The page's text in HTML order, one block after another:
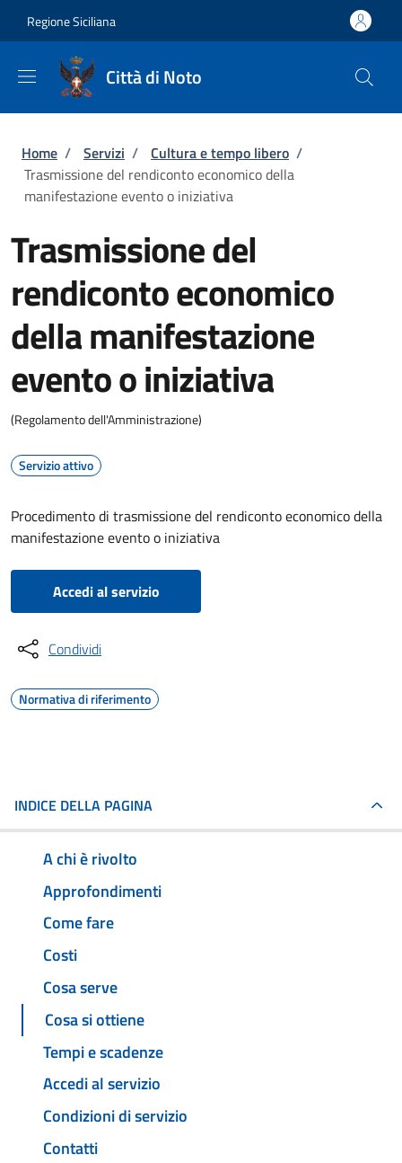
Regione Siciliana
Città di Noto
Briciole di pane
Home / Servizi / Cultura e tempo libero /
Trasmissione del rendiconto economico della
manifestazione evento o iniziativa
Trasmissione del
rendiconto economico
della manifestazione
evento o iniziativa
(Regolamento dell'Amministrazione)
Servizio attivo
Procedimento di trasmissione del rendiconto economico della
manifestazione evento o iniziativa
Accedi al servizio
Condividi
Normativa di riferimento
INDICE DELLA PAGINA
A chi è rivolto
Approfondimenti
Come fare
Costi
Cosa serve
Cosa si ottiene
Tempi e scadenze
Accedi al servizio
Condizioni di servizio
Contatti